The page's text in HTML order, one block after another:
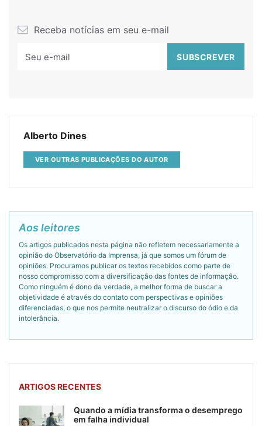
Receba notícias em seu e-mail
Alberto Dines
VER OUTRAS PUBLICAÇÕES DO AUTOR
Aos leitores
Os artigos publicados nesta página não refletem necessariamente a
opinião do Observatório da Imprensa, já que somos um fórum de
opiniões. Procuramos publicar os textos recebidos como parte de
nosso compromisso com a diversificação das fontes de informação.
Como ninguém é dono da verdade, a melhor forma de buscar a
objetividade é através do contato com perspectivas e opiniões
diferenciadas, o que nos permite neutralizar o discurso do ódio e da
intolerância.
ARTIGOS RECENTES
Quando a mídia transforma o desemprego
em falha individual